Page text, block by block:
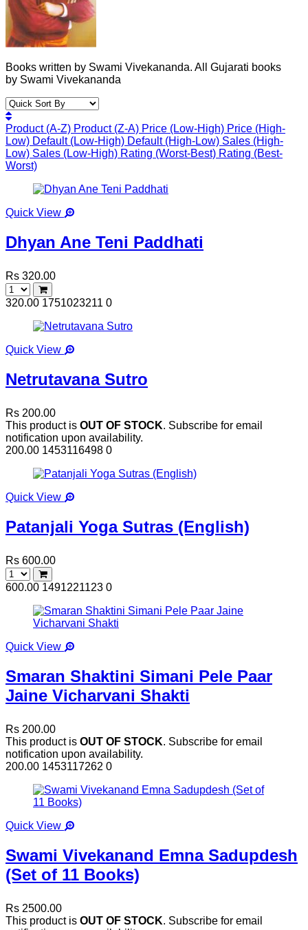
Books written by Swami Vivekananda. All Gujarati books
by Swami Vivekananda
Product (A-Z) Product (Z-A) Price (Low-High) Price (High-
Low) Default (Low-High) Default (High-Low) Sales (High-
Low) Sales (Low-High) Rating (Worst-Best) Rating (Best-
Worst)
Quick View
Dhyan Ane Teni Paddhati
Rs 320.00
320.00 1751023211 0
Quick View
Netrutavana Sutro
Rs 200.00
This product is OUT OF STOCK. Subscribe for email
notification upon availability.
200.00 1453116498 0
Quick View
Patanjali Yoga Sutras (English)
Rs 600.00
600.00 1491221123 0
Quick View
Smaran Shaktini Simani Pele Paar
Jaine Vicharvani Shakti
Rs 200.00
This product is OUT OF STOCK. Subscribe for email
notification upon availability.
200.00 1453117262 0
Quick View
Swami Vivekanand Emna Sadupdesh
(Set of 11 Books)
Rs 2500.00
This product is OUT OF STOCK. Subscribe for email